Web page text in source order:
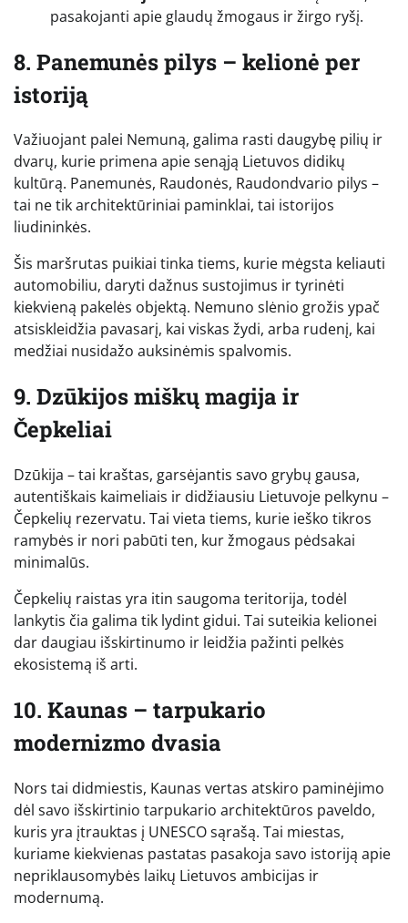
pasakojanti apie glaudų žmogaus ir žirgo ryšį.
8. Panemunės pilys – kelionė per
istoriją
Važiuojant palei Nemuną, galima rasti daugybę pilių ir
dvarų, kurie primena apie senąją Lietuvos didikų
kultūrą. Panemunės, Raudonės, Raudondvario pilys –
tai ne tik architektūriniai paminklai, tai istorijos
liudininkės.
Šis maršrutas puikiai tinka tiems, kurie mėgsta keliauti
automobiliu, daryti dažnus sustojimus ir tyrinėti
kiekvieną pakelės objektą. Nemuno slėnio grožis ypač
atsiskleidžia pavasarį, kai viskas žydi, arba rudenį, kai
medžiai nusidažo auksinėmis spalvomis.
9. Dzūkijos miškų magija ir
Čepkeliai
Dzūkija – tai kraštas, garsėjantis savo grybų gausa,
autentiškais kaimeliais ir didžiausiu Lietuvoje pelkynu –
Čepkelių rezervatu. Tai vieta tiems, kurie ieško tikros
ramybės ir nori pabūti ten, kur žmogaus pėdsakai
minimalūs.
Čepkelių raistas yra itin saugoma teritorija, todėl
lankytis čia galima tik lydint gidui. Tai suteikia kelionei
dar daugiau išskirtinumo ir leidžia pažinti pelkės
ekosistemą iš arti.
10. Kaunas – tarpukario
modernizmo dvasia
Nors tai didmiestis, Kaunas vertas atskiro paminėjimo
dėl savo išskirtinio tarpukario architektūros paveldo,
kuris yra įtrauktas į UNESCO sąrašą. Tai miestas,
kuriame kiekvienas pastatas pasakoja savo istoriją apie
nepriklausomybės laikų Lietuvos ambicijas ir
modernumą.